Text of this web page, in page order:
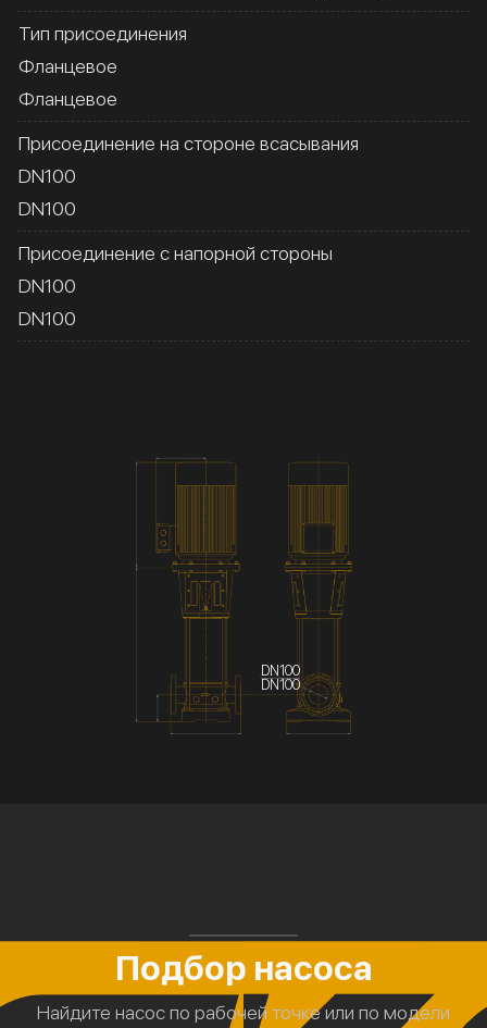
Тип присоединения
Фланцевое
Фланцевое
Присоединение на стороне всасывания
DN100
DN100
Присоединение с напорной стороны
DN100
DN100
DN100
DN100
Подбор насоса
Найдите насос по рабочей точке или по модели